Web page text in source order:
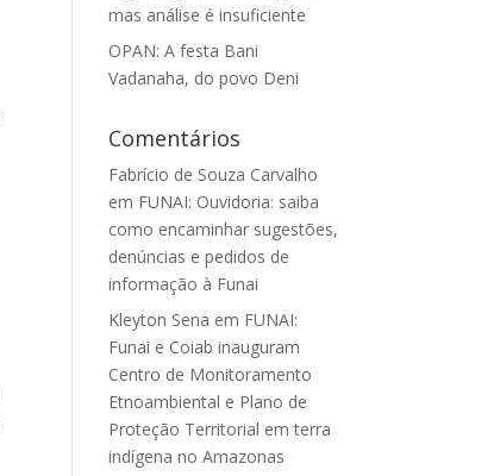
mas análise é insuficiente
OPAN: A festa Bani
Vadanaha, do povo Deni
Comentários
Fabrício de Souza Carvalho
em FUNAI: Ouvidoria: saiba
como encaminhar sugestões,
denúncias e pedidos de
informação à Funai
Kleyton Sena em FUNAI:
Funai e Coiab inauguram
Centro de Monitoramento
Etnoambiental e Plano de
Proteção Territorial em terra
indígena no Amazonas